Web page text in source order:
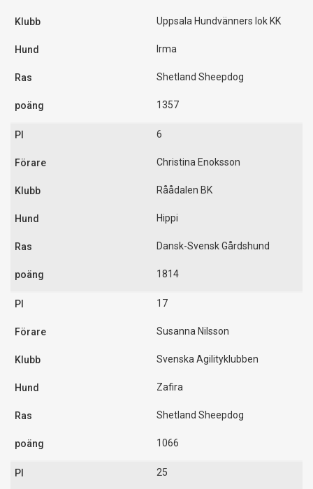
Uppsala Hundvänners lok KK
Irma
Shetland Sheepdog
1357
6
Christina Enoksson
Råådalen BK
Hippi
Dansk-Svensk Gårdshund
1814
17
Susanna Nilsson
Svenska Agilityklubben
Zafira
Shetland Sheepdog
1066
25